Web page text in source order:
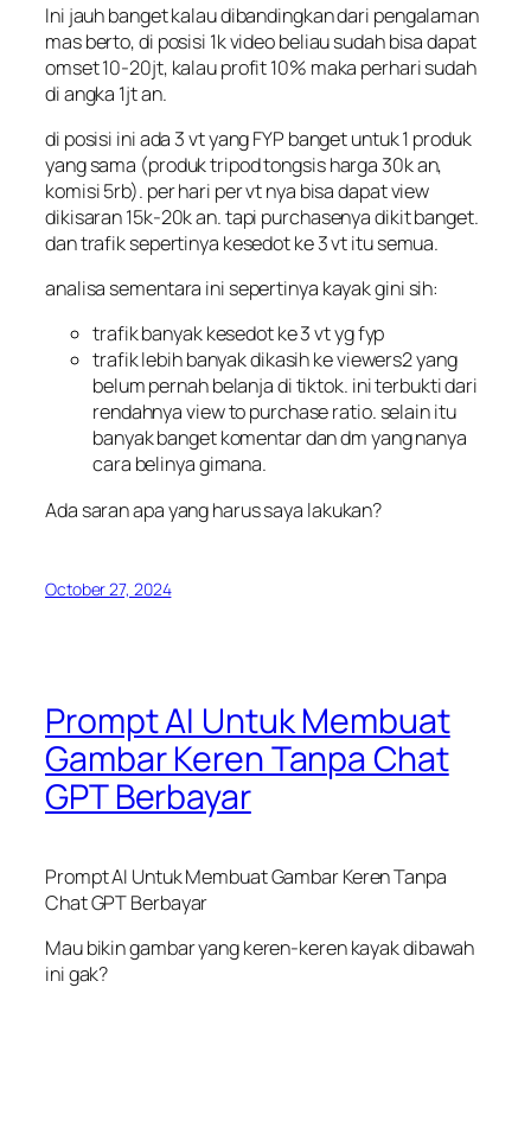
Ini jauh banget kalau dibandingkan dari pengalaman
mas berto, di posisi 1k video beliau sudah bisa dapat
omset 10-20jt, kalau profit 10% maka perhari sudah
di angka 1jt an.
di posisi ini ada 3 vt yang FYP banget untuk 1 produk
yang sama (produk tripod tongsis harga 30k an,
komisi 5rb). per hari per vt nya bisa dapat view
dikisaran 15k-20k an. tapi purchasenya dikit banget.
dan trafik sepertinya kesedot ke 3 vt itu semua.
analisa sementara ini sepertinya kayak gini sih:
trafik banyak kesedot ke 3 vt yg fyp
trafik lebih banyak dikasih ke viewers2 yang
belum pernah belanja di tiktok. ini terbukti dari
rendahnya view to purchase ratio. selain itu
banyak banget komentar dan dm yang nanya
cara belinya gimana.
Ada saran apa yang harus saya lakukan?
October 27, 2024
Prompt AI Untuk Membuat
Gambar Keren Tanpa Chat
GPT Berbayar
Prompt AI Untuk Membuat Gambar Keren Tanpa
Chat GPT Berbayar
Mau bikin gambar yang keren-keren kayak dibawah
ini gak?